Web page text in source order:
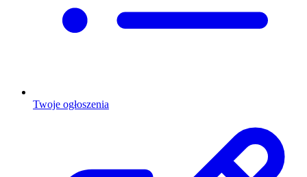
Twoje ogłoszenia